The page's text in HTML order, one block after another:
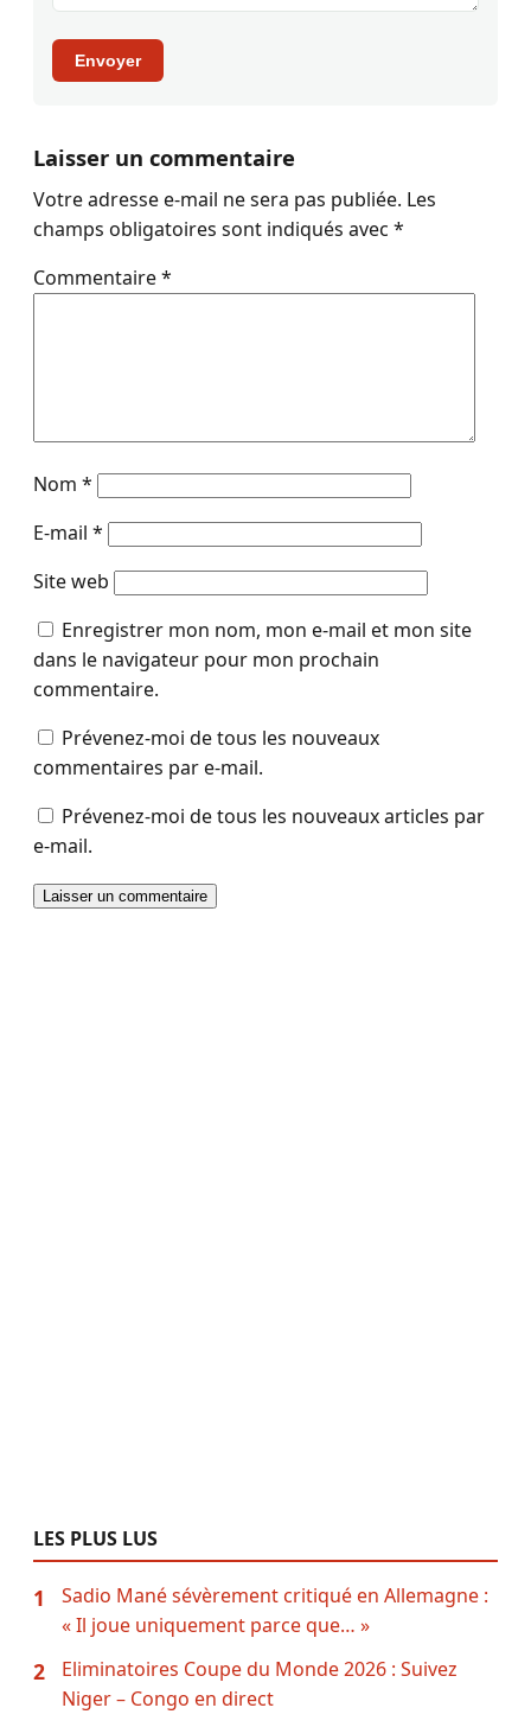
Envoyer
Laisser un commentaire
Votre adresse e-mail ne sera pas publiée. Les
champs obligatoires sont indiqués avec *
Commentaire*
Nom *
E-mail *
Site web
Enregistrer mon nom, mon e-mail et mon site
dans le navigateur pour mon prochain
commentaire.
Prévenez-moi de tous les nouveaux
commentaires par e-mail.
Prévenez-moi de tous les nouveaux articles par
e-mail.
LES PLUS LUS
1
Sadio Mané sévèrement critiqué en Allemagne :
« Il joue uniquement parce que… »
2
Eliminatoires Coupe du Monde 2026 : Suivez
Niger – Congo en direct